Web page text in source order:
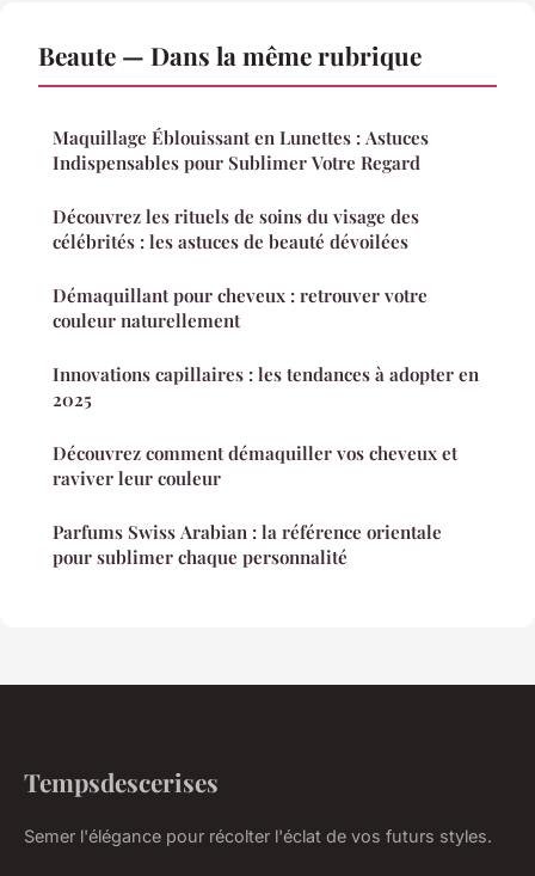
Beaute — Dans la même rubrique
Maquillage Éblouissant en Lunettes : Astuces
Indispensables pour Sublimer Votre Regard
Découvrez les rituels de soins du visage des
célébrités : les astuces de beauté dévoilées
Démaquillant pour cheveux : retrouver votre
couleur naturellement
Innovations capillaires : les tendances à adopter en
2025
Découvrez comment démaquiller vos cheveux et
raviver leur couleur
Parfums Swiss Arabian : la référence orientale
pour sublimer chaque personnalité
Tempsdescerises
Semer l'élégance pour récolter l'éclat de vos futurs styles.